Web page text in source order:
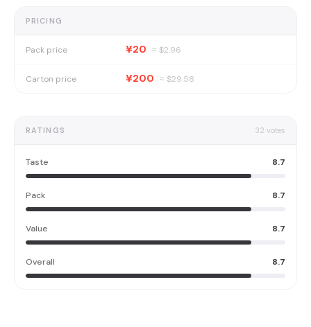
PRICING
Pack price ¥20 ≈ $2.96
Carton price ¥200 ≈ $29.58
RATINGS 32 votes
Taste 8.7
Pack 8.7
Value 8.7
Overall 8.7